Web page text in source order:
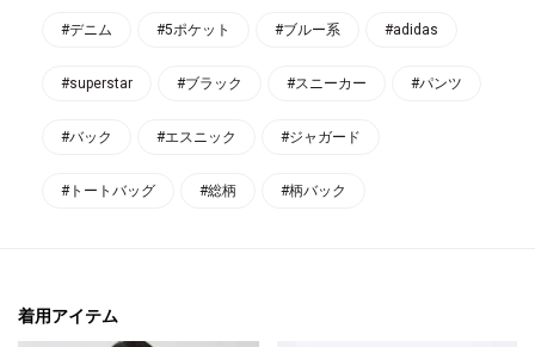
#デニム #5ポケット #ブルー系 #adidas
#superstar #ブラック #スニーカー #パンツ
#バック #エスニック #ジャガード
#トートバッグ #総柄 #柄バック
着用アイテム